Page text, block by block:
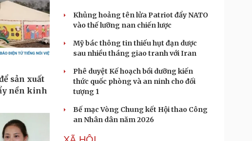
Khủng hoảng tên lửa Patriot đẩy NATO
vào thế lưỡng nan chiến lược
Mỹ bác thông tin thiếu hụt đạn dược
sau nhiều tháng giao tranh với Iran
Phê duyệt Kế hoạch bồi dưỡng kiến
thức quốc phòng và an ninh cho đối
tượng 1
Bế mạc Vòng Chung kết Hội thao Công
an Nhân dân năm 2026